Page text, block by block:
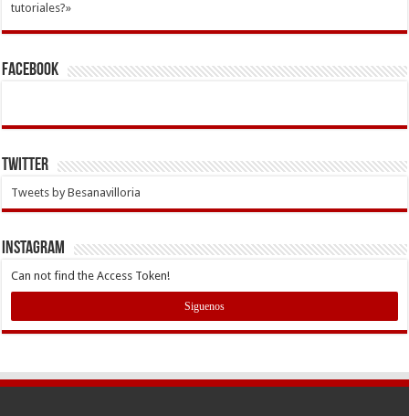
tutoriales?»
Facebook
Twitter
Tweets by Besanavilloria
INSTAGRAM
Can not find the Access Token!
Siguenos